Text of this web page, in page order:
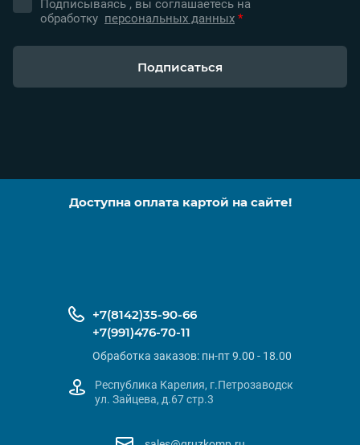
Подписываясь , вы соглашаетесь на
обработку персональных данных *
Подписаться
Доступна оплата картой на сайте!
+7(8142)35-90-66
+7(991)476-70-11
Обработка заказов: пн-пт 9.00 - 18.00
Республика Карелия, г.Петрозаводск
ул. Зайцева, д.67 стр.3